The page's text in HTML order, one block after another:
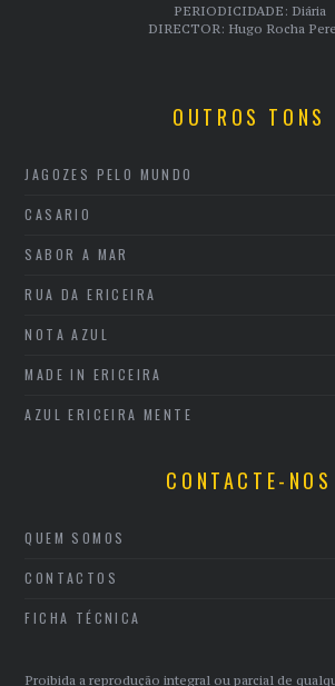
PERIODICIDADE: Diária
DIRECTOR: Hugo Rocha
OUTROS TONS
JAGOZES PELO MUNDO
CASARIO
SABOR A MAR
RUA DA ERICEIRA
NOTA AZUL
MADE IN ERICEIRA
AZUL ERICEIRA MENTE
CONTACTE-NOS
QUEM SOMOS
CONTACTOS
FICHA TÉCNICA
Proibida a reprodução integral ou parcial de